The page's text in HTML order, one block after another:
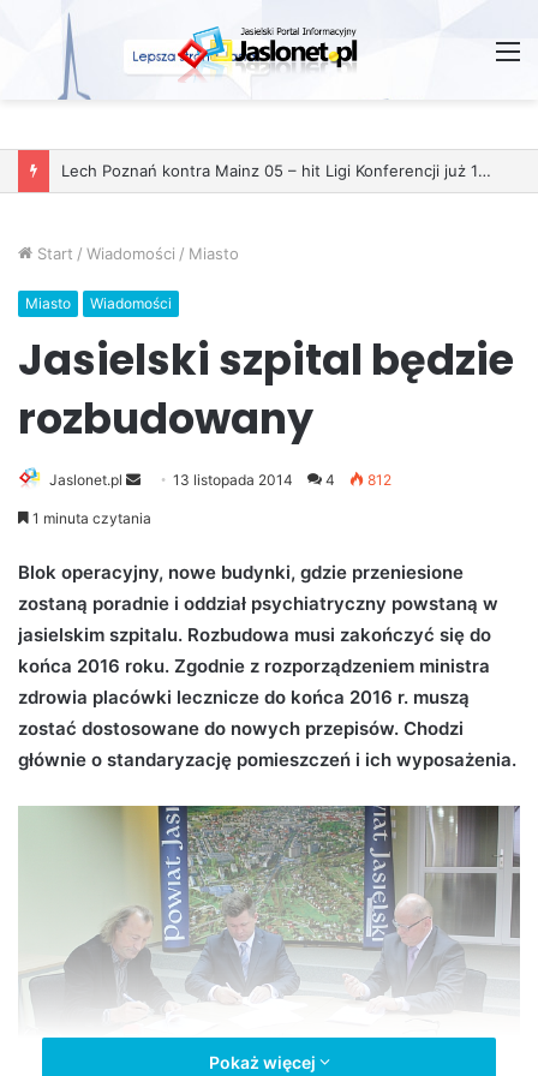
Start / Wiadomości / Miasto
Miasto Wiadomości
Jasielski szpital będzie
rozbudowany
Jaslonet.pl
e
d
a
n
i
l
13 listopada 2014 4 812
1 minuta czytania
Blok operacyjny, nowe budynki, gdzie przeniesione
zostaną poradnie i oddział psychiatryczny powstaną w
jasielskim szpitalu. Rozbudowa musi zakończyć się do
końca 2016 roku. Zgodnie z rozporządzeniem ministra
zdrowia placówki lecznicze do końca 2016 r. muszą
zostać dostosowane do nowych przepisów. Chodzi
głównie o standaryzację pomieszczeń i ich wyposażenia.
Pokaż więcej